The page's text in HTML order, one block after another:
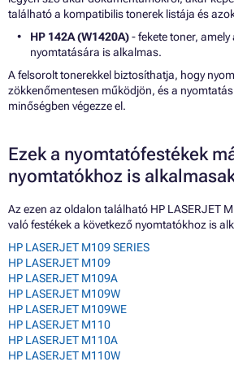
található a kompatibilis tonerek listája és
HP 142A (W1420A)- fekete toner,
nyomtatására is alkalmas.
A felsorolt tonerekkel biztosíthatja, hogy
zökkenőmentesen működjön, és a
minőségben végezze el.
Ezek a nyomtatófestékek
nyomtatókhoz is
Az ezen az oldalon található HP LASERJET
való festékek a következő nyomtatókhoz is
HP LASERJET M109 SERIES
HP LASERJET M109
HP LASERJET M109A
HP LASERJET M109W
HP LASERJET M109WE
HP LASERJET M110
HP LASERJET M110A
HP LASERJET M110W